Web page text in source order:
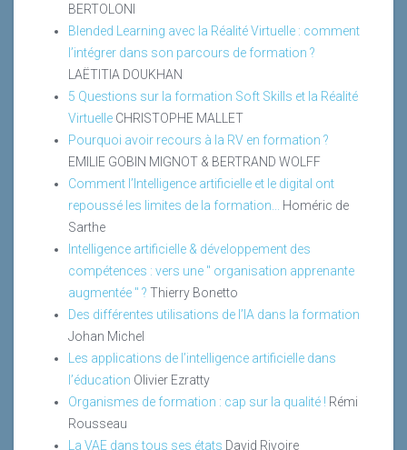
BERTOLONI
Blended Learning avec la Réalité Virtuelle : comment
l’intégrer dans son parcours de formation ?
LAËTITIA DOUKHAN
5 Questions sur la formation Soft Skills et la Réalité
Virtuelle CHRISTOPHE MALLET
Pourquoi avoir recours à la RV en formation ?
EMILIE GOBIN MIGNOT & BERTRAND WOLFF
Comment l’Intelligence artificielle et le digital ont
repoussé les limites de la formation...
Homéric de
Sarthe
Intelligence artificielle & développement des
compétences : vers une " organisation apprenante
augmentée " ? Thierry Bonetto
Des différentes utilisations de l’IA dans la formation
Johan Michel
Les applications de l’intelligence artificielle dans
l’éducation Olivier Ezratty
Organismes de formation : cap sur la qualité ! Rémi
Rousseau
La VAE dans tous ses états David Rivoire